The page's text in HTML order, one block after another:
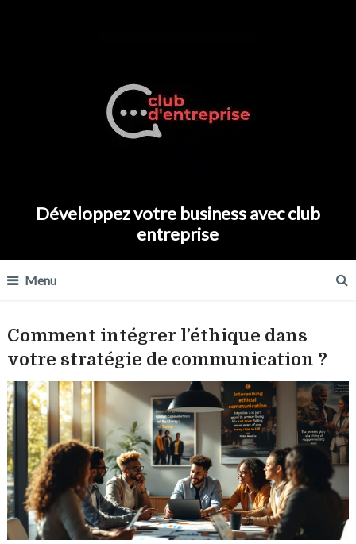
Développez votre business avec club
entreprise
Menu
Comment intégrer l’éthique dans
votre stratégie de communication ?